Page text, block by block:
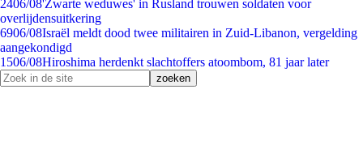
2406/08'Zwarte weduwes' in Rusland trouwen soldaten voor
overlijdensuitkering
6906/08Israël meldt dood twee militairen in Zuid-Libanon, vergelding
aangekondigd
1506/08Hiroshima herdenkt slachtoffers atoombom, 81 jaar later